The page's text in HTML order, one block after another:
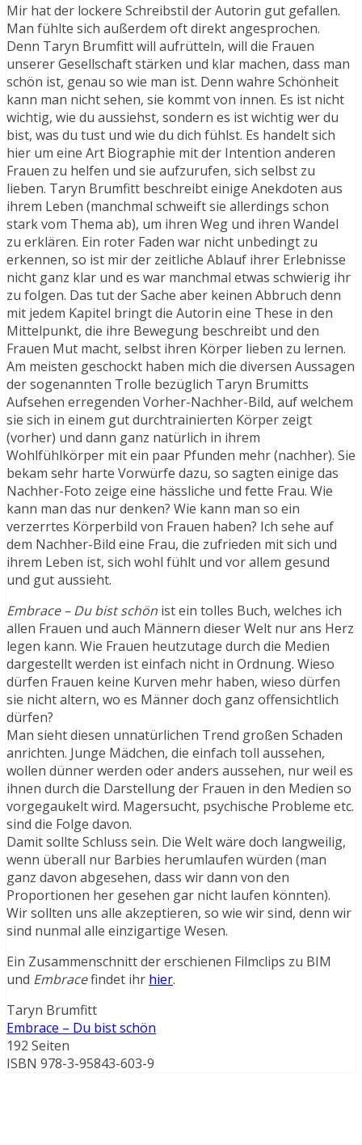
Mir hat der lockere Schreibstil der Autorin gut gefallen.
Man fühlte sich außerdem oft direkt angesprochen.
Denn Taryn Brumfitt will aufrütteln, will die Frauen
unserer Gesellschaft stärken und klar machen, dass man
schön ist, genau so wie man ist. Denn wahre Schönheit
kann man nicht sehen, sie kommt von innen. Es ist nicht
wichtig, wie du aussiehst, sondern es ist wichtig wer du
bist, was du tust und wie du dich fühlst. Es handelt sich
hier um eine Art Biographie mit der Intention anderen
Frauen zu helfen und sie aufzurufen, sich selbst zu
lieben. Taryn Brumfitt beschreibt einige Anekdoten aus
ihrem Leben (manchmal schweift sie allerdings schon
stark vom Thema ab), um ihren Weg und ihren Wandel
zu erklären. Ein roter Faden war nicht unbedingt zu
erkennen, so ist mir der zeitliche Ablauf ihrer Erlebnisse
nicht ganz klar und es war manchmal etwas schwierig ihr
zu folgen. Das tut der Sache aber keinen Abbruch denn
mit jedem Kapitel bringt die Autorin eine These in den
Mittelpunkt, die ihre Bewegung beschreibt und den
Frauen Mut macht, selbst ihren Körper lieben zu lernen.
Am meisten geschockt haben mich die diversen Aussagen
der sogenannten Trolle bezüglich Taryn Brumitts
Aufsehen erregenden Vorher-Nachher-Bild, auf welchem
sie sich in einem gut durchtrainierten Körper zeigt
(vorher) und dann ganz natürlich in ihrem
Wohlfühlkörper mit ein paar Pfunden mehr (nachher). Sie
bekam sehr harte Vorwürfe dazu, so sagten einige das
Nachher-Foto zeige eine hässliche und fette Frau. Wie
kann man das nur denken? Wie kann man so ein
verzerrtes Körperbild von Frauen haben? Ich sehe auf
dem Nachher-Bild eine Frau, die zufrieden mit sich und
ihrem Leben ist, sich wohl fühlt und vor allem gesund
und gut aussieht.
Embrace – Du bist schön ist ein tolles Buch, welches ich
allen Frauen und auch Männern dieser Welt nur ans Herz
legen kann. Wie Frauen heutzutage durch die Medien
dargestellt werden ist einfach nicht in Ordnung. Wieso
dürfen Frauen keine Kurven mehr haben, wieso dürfen
sie nicht altern, wo es Männer doch ganz offensichtlich
dürfen?
Man sieht diesen unnatürlichen Trend großen Schaden
anrichten. Junge Mädchen, die einfach toll aussehen,
wollen dünner werden oder anders aussehen, nur weil es
ihnen durch die Darstellung der Frauen in den Medien so
vorgegaukelt wird. Magersucht, psychische Probleme etc.
sind die Folge davon.
Damit sollte Schluss sein. Die Welt wäre doch langweilig,
wenn überall nur Barbies herumlaufen würden (man
ganz davon abgesehen, dass wir dann von den
Proportionen her gesehen gar nicht laufen könnten).
Wir sollten uns alle akzeptieren, so wie wir sind, denn wir
sind nunmal alle einzigartige Wesen.
Ein Zusammenschnitt der erschienen Filmclips zu BIM
und Embracefindet ihr hier.
Taryn Brumfitt
Embrace – Du bist schön
192 Seiten
ISBN 978-3-95843-603-9